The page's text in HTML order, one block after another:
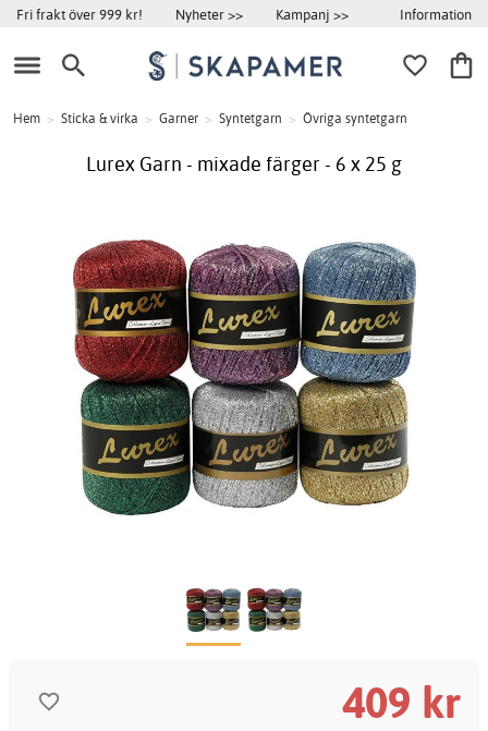
Fri frakt över 999 kr! Nyheter >> Kampanj >> Information
Hem > Sticka & virka > Garner > Syntetgarn > Övriga syntetgarn
Lurex Garn - mixade färger - 6 x 25 g
409 kr